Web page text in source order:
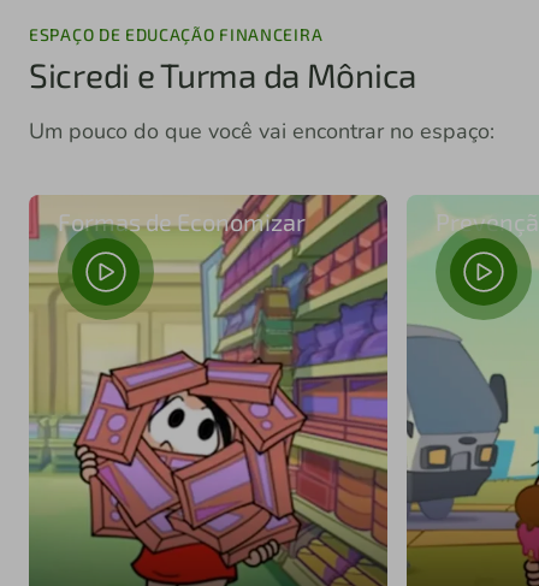
ESPAÇO DE EDUCAÇÃO FINANCEIRA
Sicredi e Turma da Mônica
Um pouco do que você vai encontrar no espaço:
Formas de Economizar